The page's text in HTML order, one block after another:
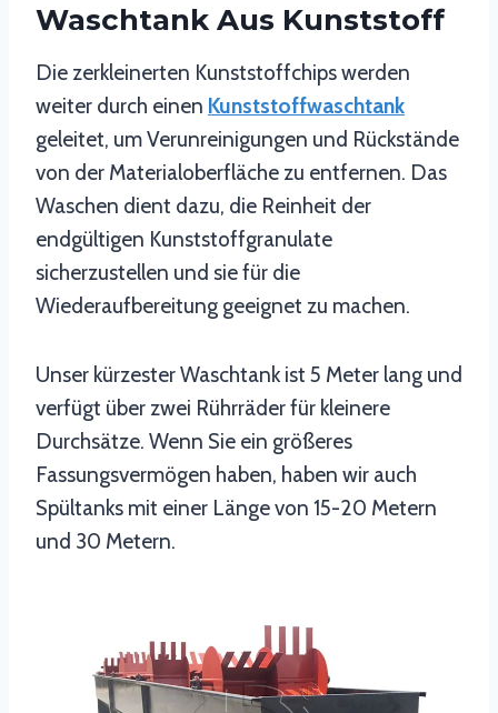
Waschtank Aus Kunststoff
Die zerkleinerten Kunststoffchips werden
weiter durch einen Kunststoffwaschtank
geleitet, um Verunreinigungen und Rückstände
von der Materialoberfläche zu entfernen. Das
Waschen dient dazu, die Reinheit der
endgültigen Kunststoffgranulate
sicherzustellen und sie für die
Wiederaufbereitung geeignet zu machen.
Unser kürzester Waschtank ist 5 Meter lang und
verfügt über zwei Rührräder für kleinere
Durchsätze. Wenn Sie ein größeres
Fassungsvermögen haben, haben wir auch
Spültanks mit einer Länge von 15-20 Metern
und 30 Metern.